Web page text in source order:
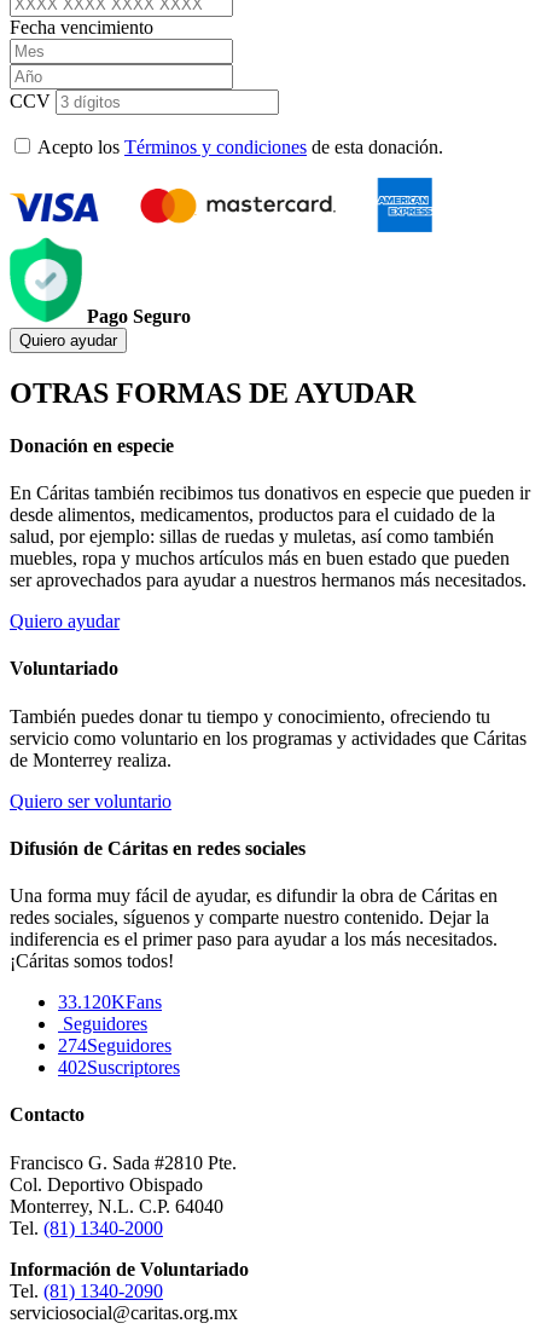
Fecha vencimiento
CCV
Acepto los Términos y condiciones de esta donación.
Pago Seguro
Quiero ayudar
OTRAS FORMAS DE AYUDAR
Donación en especie
En Cáritas también recibimos tus donativos en especie que pueden ir
desde alimentos, medicamentos, productos para el cuidado de la
salud, por ejemplo: sillas de ruedas y muletas, así como también
muebles, ropa y muchos artículos más en buen estado que pueden
ser aprovechados para ayudar a nuestros hermanos más necesitados.
Quiero ayudar
Voluntariado
También puedes donar tu tiempo y conocimiento, ofreciendo tu
servicio como voluntario en los programas y actividades que Cáritas
de Monterrey realiza.
Quiero ser voluntario
Difusión de Cáritas en redes sociales
Una forma muy fácil de ayudar, es difundir la obra de Cáritas en
redes sociales, síguenos y comparte nuestro contenido. Dejar la
indiferencia es el primer paso para ayudar a los más necesitados.
¡Cáritas somos todos!
33.120KFans
Seguidores
274Seguidores
402Suscriptores
Contacto
Francisco G. Sada #2810 Pte.
Col. Deportivo Obispado
Monterrey, N.L. C.P. 64040
Tel. (81) 1340-2000
Información de Voluntariado
Tel. (81) 1340-2090
serviciosocial@caritas.org.mx